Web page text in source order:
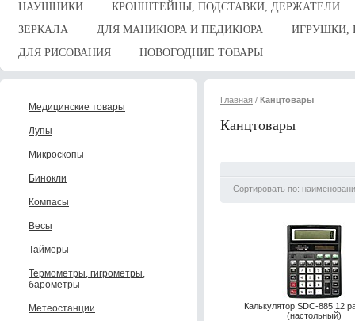
НАУШНИКИ
КРОНШТЕЙНЫ, ПОДСТАВКИ, ДЕРЖАТЕЛИ
ЗЕРКАЛА
ДЛЯ МАНИКЮРА И ПЕДИКЮРА
ИГРУШКИ,
ДЛЯ РИСОВАНИЯ
НОВОГОДНИЕ ТОВАРЫ
Медицинские товары
Лупы
Микроскопы
Бинокли
Компасы
Весы
Таймеры
Термометры, гигрометры,
барометры
Метеостанции
Главная / Канцтовары
Канцтовары
Сортировать по:
Калькулятор SDC-885 12
(настольный)